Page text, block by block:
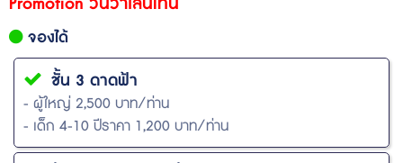
จองได้
ชั้น 3 ดาดฟ้า
- ผู้ใหญ่ 2,500 บาท/ท่าน
- เด็ก 4-10 ปีราคา 1,200 บาท/ท่าน